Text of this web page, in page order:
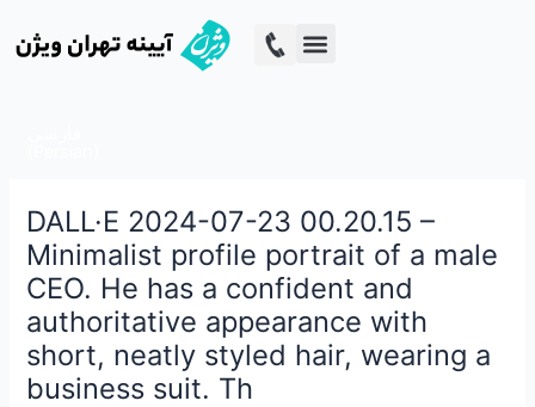
DALL·E 2024-07-23 00.20.15 –
Minimalist profile portrait of a male
CEO. He has a confident and
authoritative appearance with
short, neatly styled hair, wearing a
business suit. Th